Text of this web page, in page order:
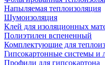
Напыляемая теплоизоляция
Шумоизоляция
Клей для изоляционных
Полиэтилен вспененный
Комплектующие для
Гипсокартонные системы и
Профили для гипсокартона